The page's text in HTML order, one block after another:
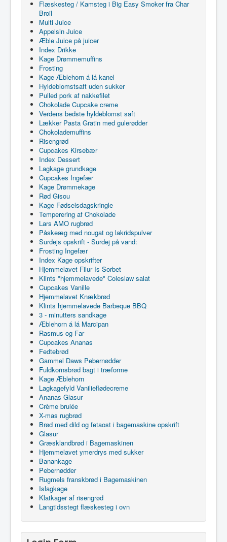
Flæskesteg / Kamsteg i Big Easy Smoker fra Char
Broil
Multi Juice
Appelsin Juice
Æble Juice på juicer
Index Drikke
Kage Drømmemuffins
Frosting
Kage Æblehorn á lá kanel
Hyldeblomstsaft uden sukker
Pulled pork af nakkefilet
Chokolade Cupcake creme
Verdens bedste hyldeblomst saft
Lækker Pasta Gratin med gulerødder
Chokolademuffins
Risengrød
Cupcakes Kirsebær
Index Dessert
Lagkage grundkage
Cupcakes Ingefær
Kage Drømmekage
Rød Gisou
Kage Fødselsdagskringle
Temperering af Chokolade
Lars AMO rugbrød
Påskeæg med nougat og lakridspulver
Surdejs opskrift - Surdej på vand:
Frosting Ingefær
Index Kage opskrifter
Hjemmelavet Filur Is Sorbet
Klints "hjemmelavede" Coleslaw salat
Cupcakes Vanille
Hjemmelavet Knækbrød
Klints hjemmelavede Barbeque BBQ
3 - minutters sandkage
Æblehorn á lá Marcipan
Rasmus og Far
Cupcakes Ananas
Fedtebrød
Gammel Daws Pebernødder
Fuldkornsbrød bagt i træforme
Kage Æblehorn
Lagkagefyld Vanilieflødecreme
Ananas Glasur
Crème brulée
X-mas rugbrød
Brød med dild og fetaost i bagemaskine opskrift
Glasur
Græsklandbrød i Bagemaskinen
Hjemmelavet ymerdrys med sukker
Banankage
Pebernødder
Rugmels franskbrød i Bagemaskinen
Islagkage
Klatkager af risengrød
Langtidsstegt flæskesteg i ovn